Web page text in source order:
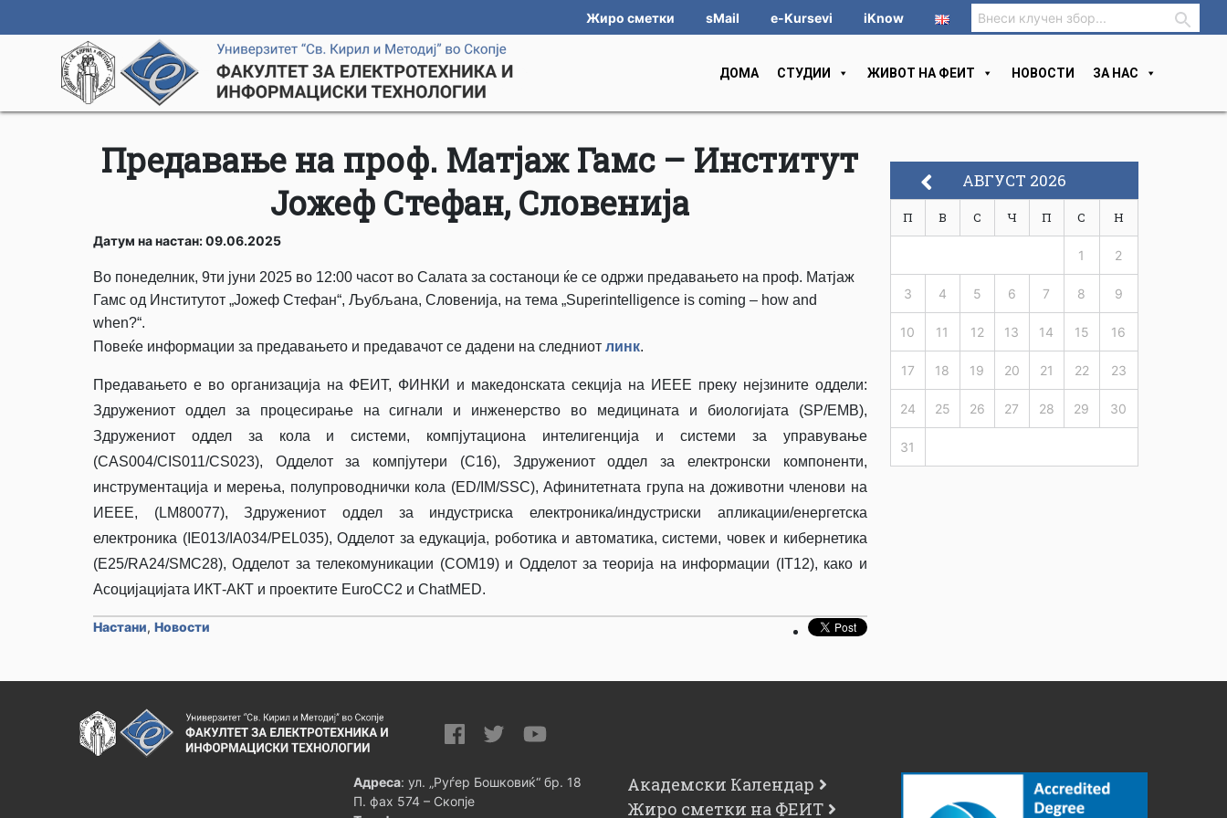
Жиро сметки sMail e-Kursevi iKnow
ДОМА СТУДИИ ЖИВОТ НА ФЕИТ НОВОСТИ ЗА НАС
Предавање на проф. Матјаж Гамс – Институт
Јожеф Стефан, Словенија
Датум на настан: 09.06.2025
Во понеделник, 9ти јуни 2025 во 12:00 часот во Салата за состаноци ќе се одржи предавањето на проф. Матјаж
Гамс од Институтот „Јожеф Стефан“, Љубљана, Словенија, на тема „Superintelligence is coming – how and
when?“.
Повеќе информации за предавањето и предавачот се дадени на следниот линк.
Предавањето е во организација на ФЕИТ, ФИНКИ и македонската секција на ИЕЕЕ преку нејзините оддели:
Здружениот оддел за процесирање на сигнали и инженерство во медицината и биологијата (SP/EMB),
Здружениот оддел за кола и системи, компјутациона интелигенција и системи за управување
(CAS004/CIS011/CS023), Одделот за компјутери (C16), Здружениот оддел за електронски компоненти,
инструментација и мерења, полупроводнички кола (ED/IM/SSC), Афинитетната група на доживотни членови на
ИЕЕЕ, (LM80077), Здружениот оддел за индустриска електроника/индустриски апликации/енергетска
електроника (IE013/IA034/PEL035), Одделот за едукација, роботика и автоматика, системи, човек и кибернетика
(E25/RA24/SMC28), Одделот за телекомуникации (COM19) и Одделот за теорија на информации (IT12), како и
Асоцијацијата ИКТ-АКТ и проектите EuroCC2 и ChatMED.
Настани, Новости
АВГУСТ 2026
П В С Ч П С Н
1 2
3 4 5 6 7 8 9
10 11 12 13 14 15 16
17 18 19 20 21 22 23
24 25 26 27 28 29 30
31
Адреса: ул. „Руѓер Бошковиќ“ бр. 18
П. фах 574 – Скопје
Академски Календар
Жиро сметки на ФЕИТ